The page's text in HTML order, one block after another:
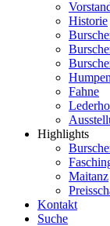
Historie
Humpen
Fahne
Highlights
Maitanz
Kontakt
Suche